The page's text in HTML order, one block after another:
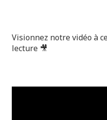
Visionnez notre vidéo à
lecture 🎥